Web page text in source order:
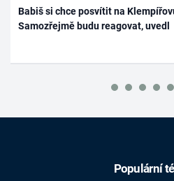
Babiš si chce posvítit na
Samozřejmě budu reagovat, uvedl
Populární